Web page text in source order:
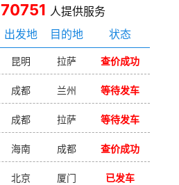
70751 人提供服务
出发地 目的地 状态
昆明 拉萨 查价成功
成都 兰州 等待发车
成都 拉萨 等待发车
海南 成都 查价成功
北京 厦门 已发车